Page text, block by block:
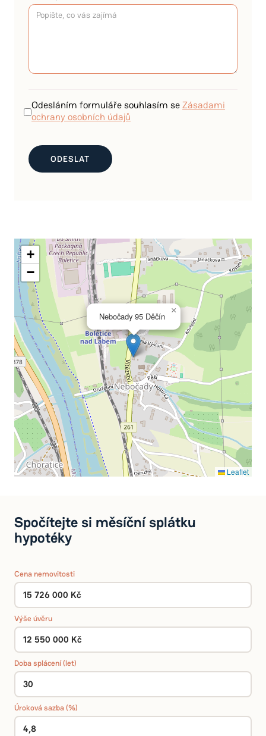
Odesláním formuláře souhlasím seZásadami
ochrany osobních údajů
Nebočady 95 Děčín
×
+
−
Leaflet
Spočítejte si měsíční splátku
hypotéky
Cena nemovitosti
Výše úvěru
Doba splácení (let)
Úroková sazba (%)